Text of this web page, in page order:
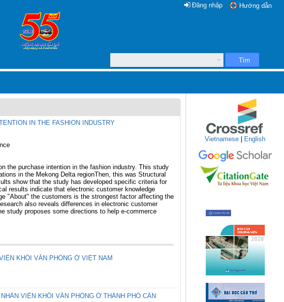
Hướng dẫn
Đăng nhập
Tìm
IN THE FASHION INDUSTRY
the purchase intention in the fashion industry. This study
in the Mekong Delta regionThen, this was Structural
show that the study has developed specific criteria for
results indicate that electronic customer knowledge
"About" the customers is the strongest factor affecting the
also reveals differences in electronic customer
study proposes some directions to help e-commerce
KHỐI VĂN PHÒNG Ở VIỆT NAM
VIÊN KHỐI VĂN PHÒNG Ở THÀNH PHỐ CẦN
Vietnamese English